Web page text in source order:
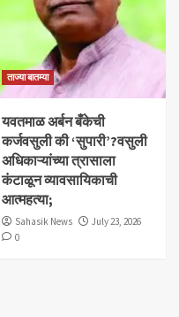
ताज्या बातम्या
​यवतमाळ अर्बन बँकेची
कर्जवसुली की ‘सुपारी’?वसुली
अधिकाऱ्यांच्या त्रासाला
कंटाळून व्यावसायिकाची
आत्महत्या;
Sahasik News
July 23, 2026
0